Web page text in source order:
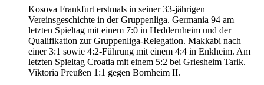
Kosova Frankfurt erstmals in seiner 33-jährigen
Vereinsgeschichte in der Gruppenliga. Germania 94 am
letzten Spieltag mit einem 7:0 in Heddernheim und der
Qualifikation zur Gruppenliga-Relegation. Makkabi nach
einer 3:1 sowie 4:2-Führung mit einem 4:4 in Enkheim. Am
letzten Spieltag Croatia mit einem 5:2 bei Griesheim Tarik.
Viktoria Preußen 1:1 gegen Bornheim II.